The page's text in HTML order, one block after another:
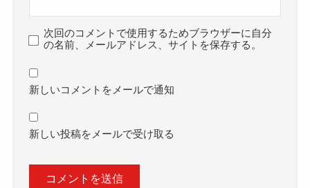
次回のコメントで使用するためブラウザーに自分
の名前、メールアドレス、サイトを保存する。
新しいコメントをメールで通知
新しい投稿をメールで受け取る